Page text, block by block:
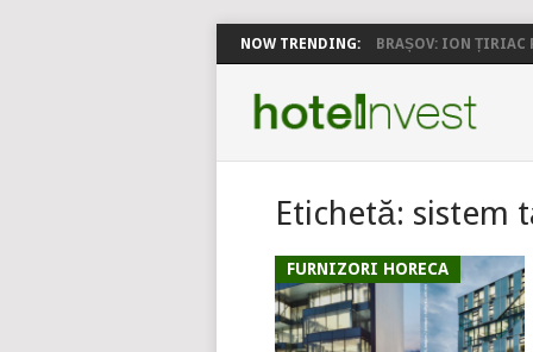
NOW TRENDING: BRAȘOV: ION ȚIRIAC
Etichetă: sistem
FURNIZORI HORECA